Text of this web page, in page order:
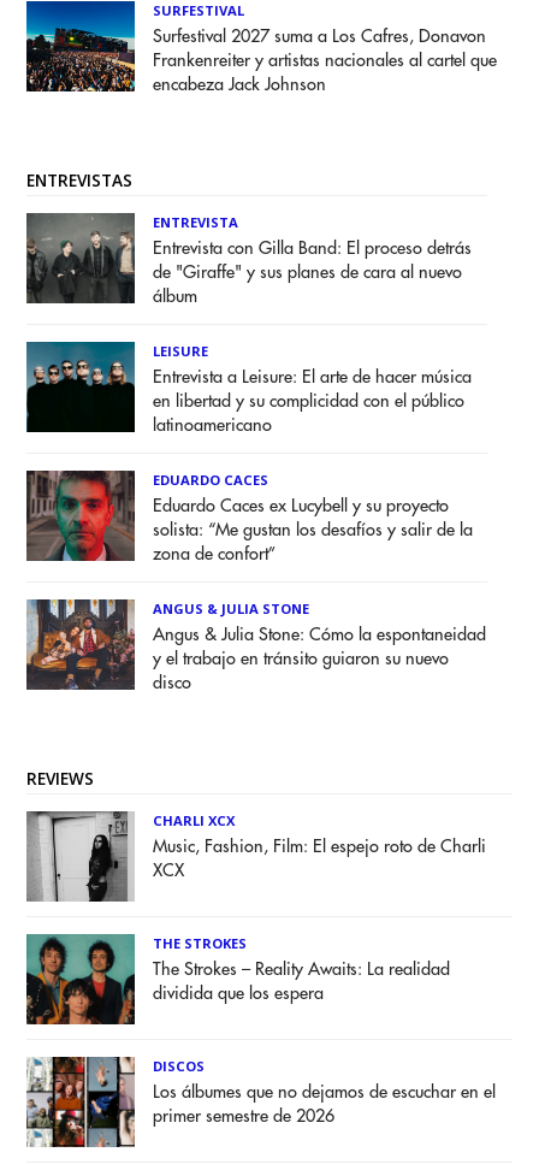
SURFESTIVAL
Surfestival 2027 suma a Los Cafres, Donavon
Frankenreiter y artistas nacionales al cartel que
encabeza Jack Johnson
ENTREVISTAS
ENTREVISTA
Entrevista con Gilla Band: El proceso detrás
de "Giraffe" y sus planes de cara al nuevo
álbum
LEISURE
Entrevista a Leisure: El arte de hacer música
en libertad y su complicidad con el público
latinoamericano
EDUARDO CACES
Eduardo Caces ex Lucybell y su proyecto
solista: “Me gustan los desafíos y salir de la
zona de confort”
ANGUS & JULIA STONE
Angus & Julia Stone: Cómo la espontaneidad
y el trabajo en tránsito guiaron su nuevo
disco
REVIEWS
CHARLI XCX
Music, Fashion, Film: El espejo roto de Charli
XCX
THE STROKES
The Strokes – Reality Awaits: La realidad
dividida que los espera
DISCOS
Los álbumes que no dejamos de escuchar en el
primer semestre de 2026